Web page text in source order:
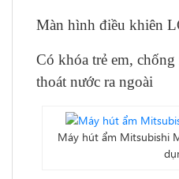
Màn hình điều khiên
Có khóa trẻ em,
thoát nước ra ngoài
Máy hút ẩm Mitsubishi